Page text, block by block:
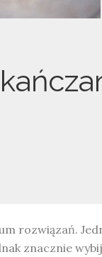
rozwiązań.
znacznie